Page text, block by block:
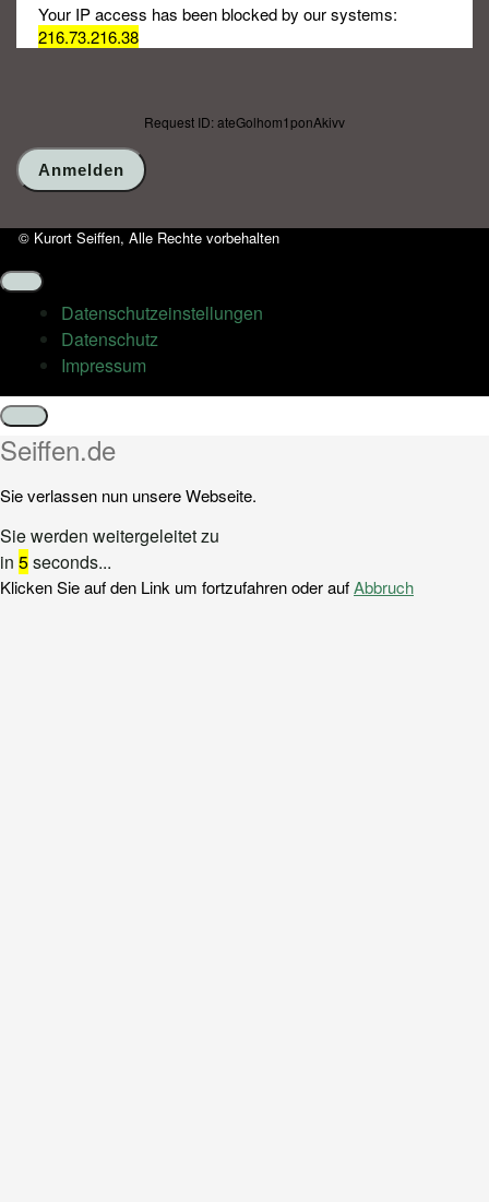
Your IP access has been blocked by our systems:
216.73.216.38
Request ID: ateGolhom1ponAkivv
© Kurort Seiffen, Alle Rechte vorbehalten
Datenschutz­einstellungen
Datenschutz
Impressum
Schließen
Seiffen.de
Sie verlassen nun unsere Webseite.
Sie werden weitergeleitet zu
in 5seconds...
Klicken Sie auf den Link um fortzufahren oder aufAbbruch